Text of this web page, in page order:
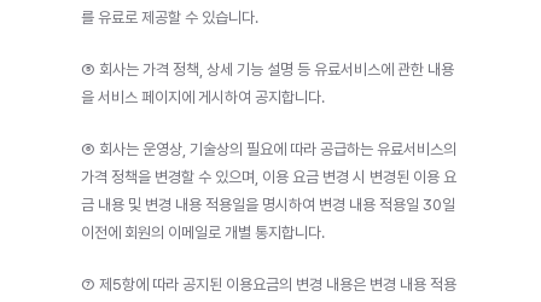
를 유료로 제공할 수 있습니다.
⑤ 회사는 가격 정책, 상세 기능 설명 등 유료서비스에 관한 내용
을 서비스 페이지에 게시하여 공지합니다.
⑥ 회사는 운영상, 기술상의 필요에 따라 공급하는 유료서비스의
가격 정책을 변경할 수 있으며, 이용 요금 변경 시 변경된 이용 요
금 내용 및 변경 내용 적용일을 명시하여 변경 내용 적용일 30일
이전에 회원의 이메일로 개별 통지합니다.
⑦ 제5항에 따라 공지된 이용요금의 변경 내용은 변경 내용 적용